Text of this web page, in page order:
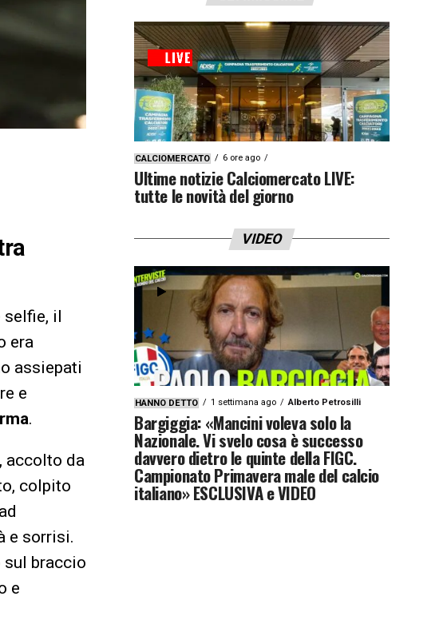
selfie, il
era
assiepati
e
.
accolto da
colpito
e sorrisi.
sul braccio
e
CALCIOMERCATO 6 ore ago
Ultime notizie Calciomercato LIVE:
tutte le novità del giorno
VIDEO
HANNO DETTO 1 settimana ago Alberto Petrosilli
Bargiggia: «Mancini voleva solo la
Nazionale. Vi svelo cosa è successo
davvero dietro le quinte della FIGC.
Campionato Primavera male del calcio
italiano» ESCLUSIVA e VIDEO